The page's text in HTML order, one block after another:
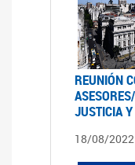
REUNIÓN
JUSTICIA
18/08/2022